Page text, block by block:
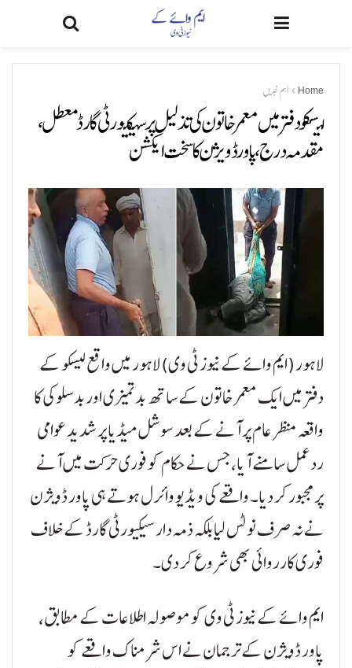
Home اہم خبریں
لیسکو دفتر میں معمر خاتون کی تذلیل پر سیکیورٹی گارڈ معطل،
مقدمہ درج، پاور ڈویژن کا سخت ایکشن
لاہور (ایم وائے کے نیوز ٹی وی) لاہور میں واقع لیسکو کے
دفتر میں ایک معمر خاتون کے ساتھ بدتمیزی اور بدسلوکی کا
واقعہ منظر عام پر آنے کے بعد سوشل میڈیا پر شدید عوامی
ردعمل سامنے آیا، جس نے حکام کو فوری حرکت میں آنے
پر مجبور کر دیا۔ واقعے کی ویڈیو وائرل ہوتے ہی پاور ڈویژن
نے نہ صرف نوٹس لیا بلکہ ذمہ دار سیکیورٹی گارڈ کے خلاف
فوری کارروائی بھی شروع کر دی۔
ایم وائے کے نیوز ٹی وی کو موصولہ اطلاعات کے مطابق،
پاور ڈویژن کے ترجمان نے اس شرمناک واقعے کو